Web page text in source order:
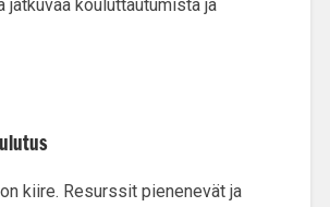
jatkuvaa kouluttautumista ja
kiire. Resurssit pienenevät ja